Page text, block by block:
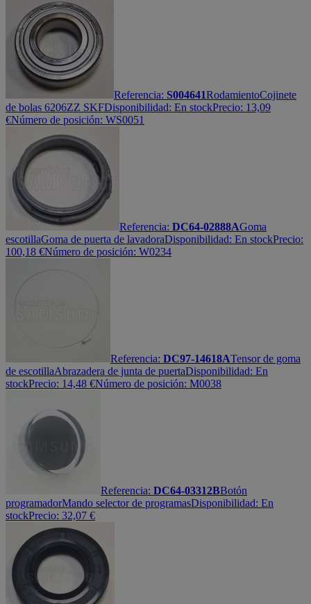
Referencia: S004641RodamientoCojinete
de bolas 6206ZZ SKFDisponibilidad: En stockPrecio: 13,09
€Número de posición: WS0051
Referencia: DC64-02888AGoma
escotillaGoma de puerta de lavadoraDisponibilidad: En stockPrecio:
100,18 €Número de posición: W0234
Referencia: DC97-14618ATensor de goma
de escotillaAbrazadera de junta de puertaDisponibilidad: En
stockPrecio: 14,48 €Número de posición: M0038
Referencia: DC64-03312BBotón
programadorMando selector de programasDisponibilidad: En
stockPrecio: 32,07 €